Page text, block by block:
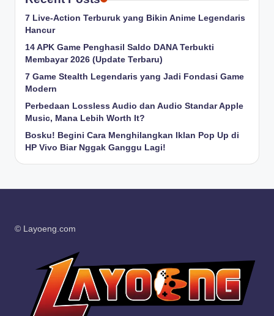
7 Live-Action Terburuk yang Bikin Anime Legendaris
Hancur
14 APK Game Penghasil Saldo DANA Terbukti
Membayar 2026 (Update Terbaru)
7 Game Stealth Legendaris yang Jadi Fondasi Game
Modern
Perbedaan Lossless Audio dan Audio Standar Apple
Music, Mana Lebih Worth It?
Bosku! Begini Cara Menghilangkan Iklan Pop Up di
HP Vivo Biar Nggak Ganggu Lagi!
© Layoeng.com